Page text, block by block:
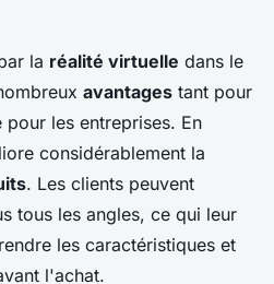
la réalité virtuelle dans le
avantages tant pour
les entreprises. En
considérablement la
. Les clients peuvent
tous les angles, ce qui leur
les caractéristiques et
l'achat.